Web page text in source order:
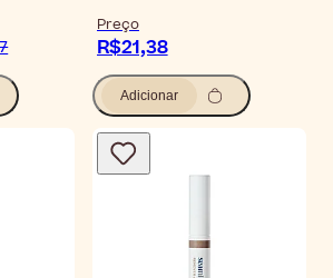
Preço
R$21,38
Adicionar